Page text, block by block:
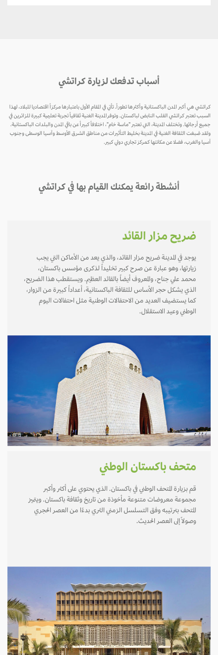
أسباب تدفعك لزيارة كراتشي
كراتشي هي أكبر المدن الباكستانية وأكثرها تطوراً. تأتي في المقام الأول باعتبارها مركزاً اقتصاديا للبلاد، لهذا
السبب تعتبر كراتشي القلب النابض لباكستان. وتوفرالمدينة الغنية ثقافياً تجربة تعليمية كبيرة للزائرين في
جميع أرجائها. وتختلف المدينة، التي تعتبر "ماسة خام"، اختلافاً كبيراً عن باقي المدن والبلدات الباكستانية.
ولقد صُبغت الثقافة الغنية في المدينة بخليط التأثيرات من مناطق الشرق الأوسط وآسيا الوسطى وجنوب
آسيا والغرب، فضلا عن مكانتها كمركز تجاري دولي كبير.
أنشطة رائعة يمكنك القيام بها في كراتشي
ضريح مزار القائد
يوجد في المدينة ضريح مزار القائد، والذي يعد من الأماكن التي يجب
زيارتها، وهو عبارة عن صرح كبير تخليداً لذكرى مؤسس باكستان،
محمد علي جناح، والمعروف أيضاً بالقائد العظيم. ويستقطب هذا الضريح،
الذي يشكل حجر الأساس للثقافة الباكستانية، أعداداً كبيرة من الزوار،
كما يستضيف العديد من الاحتفالات الوطنية مثل احتفالات اليوم
الوطني وعيد الاستقلال.
متحف باكستان الوطني
قم بزيارة المتحف الوطني في باكستان. الذي يحتوي على أكثر وأكبر
مجموعة معروضات متنوعة مأخوذة من تاريخ وثقافة باكستان. ويتميز
المتحف بترتيبه وفق التسلسل الزمني الثري بدءًا من العصر الحجري
وصولاً إلى العصر الحديث.